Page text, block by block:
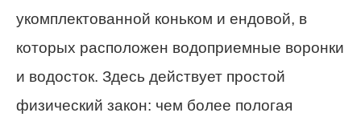
укомплектованной коньком и ендовой, в
которых расположен водоприемные воронки
и водосток. Здесь действует простой
физический закон: чем более пологая